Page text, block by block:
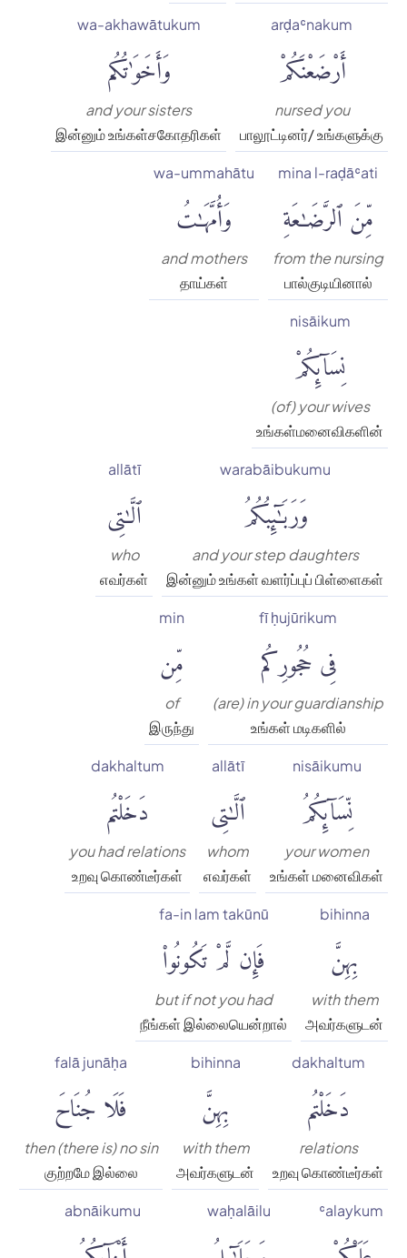
arḍaʿnakum
أَرْضَعْنَكُمْ
nursed you
பாலூட்டினர்/ உங்களுக்கு
wa-akhawātukum
وَأَخَوَٰتُكُم
and your sisters
இன்னும் உங்கள்சகோதரிகள்
mina l-raḍāʿati
مِّنَ ٱلرَّضَٰعَةِ
from the nursing
பால்குடியினால்
wa-ummahātu
وَأُمَّهَٰتُ
and mothers
தாய்கள்
nisāikum
نِسَآئِكُمْ
(of) your wives
உங்கள்மனைவிகளின்
warabāibukumu
وَرَبَٰٓئِبُكُمُ
and your step daughters
இன்னும் உங்கள் வளர்ப்புப் பிள்ளைகள்
allātī
ٱلَّٰتِى
who
எவர்கள்
fī ḥujūrikum
فِى حُجُورِكُم
(are) in your guardianship
உங்கள் மடிகளில்
min
مِّن
of
இருந்து
nisāikumu
نِّسَآئِكُمُ
your women
உங்கள் மனைவிகள்
allātī
ٱلَّٰتِى
whom
எவர்கள்
dakhaltum
دَخَلْتُم
you had relations
உறவு கொண்டீர்கள்
bihinna
بِهِنَّ
with them
அவர்களுடன்
fa-in lam takūnū
فَإِن لَّمْ تَكُونُوا۟
but if not you had
நீங்கள் இல்லையென்றால்
dakhaltum
دَخَلْتُم
relations
உறவு கொண்டீர்கள்
bihinna
بِهِنَّ
with them
அவர்களுடன்
falā junāḥa
فَلَا جُنَاحَ
then (there is) no sin
குற்றமே இல்லை
ʿalaykum
waḥalāilu
abnāikumu